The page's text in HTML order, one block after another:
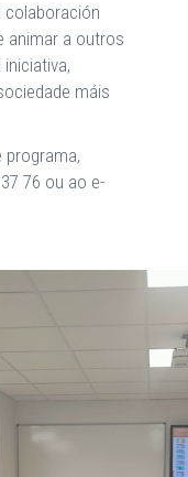
colaboración
animar a outros
máis
76 ou ao e-